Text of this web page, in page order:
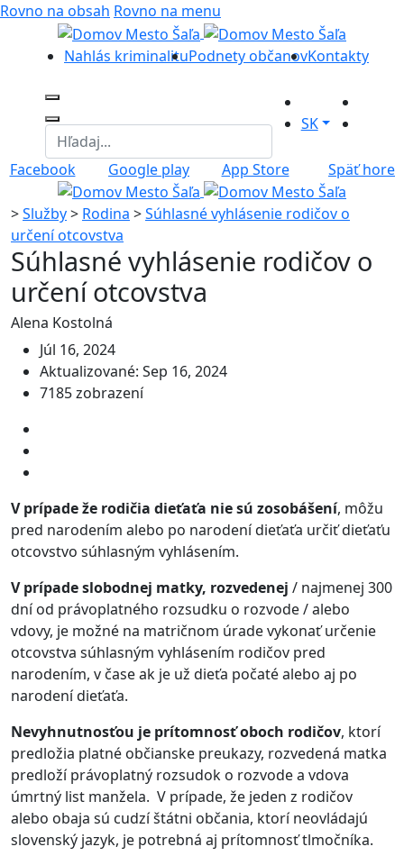
Rovno na obsah Rovno na menu
Nahlás kriminalituPodnety občanovKontakty
SK
Facebook Google play App Store Späť hore
>Služby> Rodina >Súhlasné vyhlásenie rodičov o
určení otcovstva
Súhlasné vyhlásenie rodičov o
určení otcovstva
Alena Kostolná
Júl 16, 2024
Aktualizované: Sep 16, 2024
7185 zobrazení
V prípade že rodičia dieťaťa nie sú zosobášení, môžu
pred narodením alebo po narodení dieťaťa určiť dieťaťu
otcovstvo súhlasným vyhlásením.
V prípade slobodnej matky, rozvedenej / najmenej 300
dní od právoplatného rozsudku o rozvode / alebo
vdovy, je možné na matričnom úrade vykonať určenie
otcovstva súhlasným vyhlásením rodičov pred
narodením, v čase ak je už dieťa počaté alebo aj po
narodení dieťaťa.
Nevyhnutnosťou je prítomnosť oboch rodičov, ktorí
predložia platné občianske preukazy, rozvedená matka
predloží právoplatný rozsudok o rozvode a vdova
úmrtný list manžela. V prípade, že jeden z rodičov
alebo obaja sú cudzí štátni občania, ktorí neovládajú
slovenský jazyk, je potrebná aj prítomnosť tlmočníka.